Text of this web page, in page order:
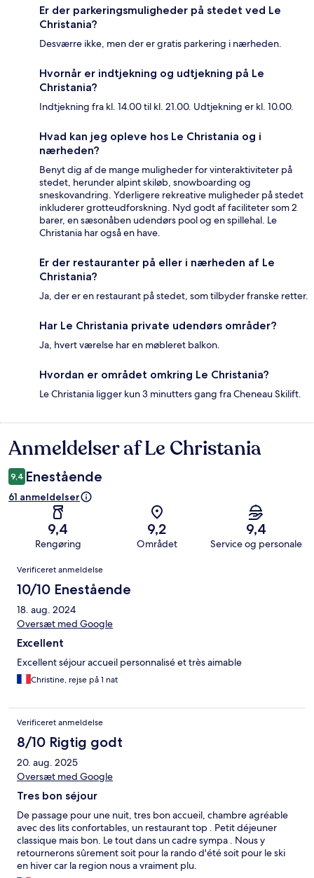
Er der parkeringsmuligheder på stedet ved Le
Christania?
Desværre ikke, men der er gratis parkering i nærheden.
Hvornår er indtjekning og udtjekning på Le
Christania?
Indtjekning fra kl. 14.00 til kl. 21.00. Udtjekning er kl. 10.00.
Hvad kan jeg opleve hos Le Christania og i
nærheden?
Benyt dig af de mange muligheder for vinteraktiviteter på
stedet, herunder alpint skiløb, snowboarding og
sneskovandring. Yderligere rekreative muligheder på stedet
inkluderer grotteudforskning. Nyd godt af faciliteter som 2
barer, en sæsonåben udendørs pool og en spillehal. Le
Christania har også en have.
Er der restauranter på eller i nærheden af Le
Christania?
Ja, der er en restaurant på stedet, som tilbyder franske retter.
Har Le Christania private udendørs områder?
Ja, hvert værelse har en møbleret balkon.
Hvordan er området omkring Le Christania?
Le Christania ligger kun 3 minutters gang fra Cheneau Skilift.
Anmeldelser
Anmeldelser af Le Christania
9,4 Enestående
61 anmeldelser
9,4
Rengøring
9,2
Området
9,4
Service og personale
Anmeldelser
Verificeret anmeldelse
10/10 Enestående
18. aug. 2024
Oversæt med Google
Excellent
Excellent séjour accueil personnalisé et très aimable
Christine, rejse på 1 nat
Verificeret anmeldelse
8/10 Rigtig godt
20. aug. 2025
Oversæt med Google
Tres bon séjour
De passage pour une nuit, tres bon accueil, chambre agréable
avec des lits confortables, un restaurant top . Petit déjeuner
classique mais bon. Le tout dans un cadre sympa . Nous y
retournerons sûrement soit pour la rando d'été soit pour le ski
en hiver car la region nous a vraiment plu.